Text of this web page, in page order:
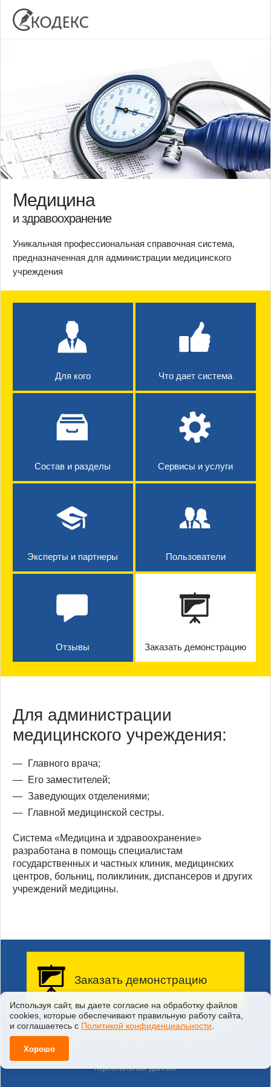
Медицина
и здравоохранение
Уникальная профессиональная справочная система,
предназначенная для администрации медицинского
учреждения
Для кого Что дает система
Состав и разделы Сервисы и услуги
Эксперты и партнеры Пользователи
Отзывы Заказать демонстрацию
Для администрации
медицинского учреждения:
Главного врача;
Его заместителей;
Заведующих отделениями;
Главной медицинской сестры.
Система «Медицина и здравоохранение»
разработана в помощь специалистам
государственных и частных клиник, медицинских
центров, больниц, поликлиник, диспансеров и других
учреждений медицины.
Заказать демонстрацию
Заказать бесплатную
демонстрацию возможностей
системы у вас на предприятии
права принадлежат АО «Кодекс».
персональных данных
Используя сайт, вы даете согласие на обработку файлов
сооkiеs, которые обеспечивают правильную работу сайта,
и соглашаетесь с Политикой конфиденциальности
Хорошо